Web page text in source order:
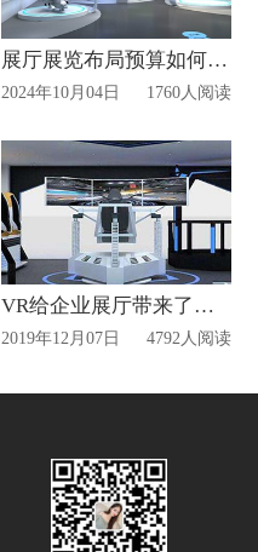
展厅展览布局预算如何把控？
2024年10月04日 1760人阅读
VR给企业展厅带来了什么?
2019年12月07日 4792人阅读